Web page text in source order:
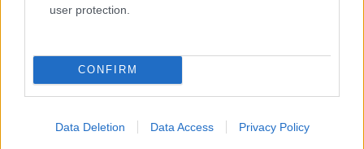
user protection.
CONFIRM
Data Deletion Data Access Privacy Policy
https://kulturpart.hu/api/trackback/id/7927622